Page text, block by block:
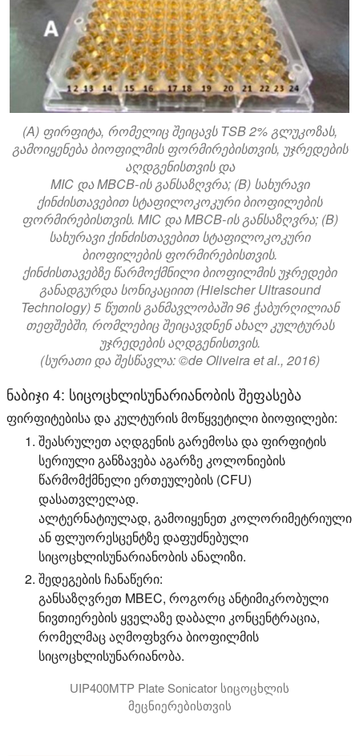
(A) ფირფიტა, რომელიც შეიცავს TSB 2% გლუკოზას,
გამოიყენება ბიოფილმის ფორმირებისთვის, უჯრედების
აღდგენისთვის და
MIC და MBCB-ის განსაზღვრა; (B) სახურავი
ქინძისთავებით სტაფილოკოკური ბიოფილების
ფორმირებისთვის. MIC და MBCB-ის განსაზღვრა; (B)
სახურავი ქინძისთავებით სტაფილოკოკური
ბიოფილების ფორმირებისთვის.
ქინძისთავებზე წარმოქმნილი ბიოფილმის უჯრედები
განადგურდა სონიკაციით (Hielscher Ultrasound
Technology) 5 წუთის განმავლობაში 96 ჭაბურღილიან
თეფშებში, რომლებიც შეიცავდნენ ახალ კულტურას
უჯრედების აღდგენისთვის.
(სურათი და შესწავლა: ©de Oliveira et al., 2016)
ნაბიჯი 4: სიცოცხლისუნარიანობის შეფასება
ფირფიტებისა და კულტურის მოწყვეტილი ბიოფილები:
შეასრულეთ აღდგენის გარემოსა და ფირფიტის
სერიული განზავება აგარზე კოლონიების
წარმომქმნელი ერთეულების (CFU)
დასათვლელად.
ალტერნატიულად, გამოიყენეთ კოლორიმეტრიული
ან ფლუორესცენტზე დაფუძნებული
სიცოცხლისუნარიანობის ანალიზი.
შედეგების ჩანაწერი:
განსაზღვრეთ MBEC, როგორც ანტიმიკრობული
ნივთიერების ყველაზე დაბალი კონცენტრაცია,
რომელმაც აღმოფხვრა ბიოფილმის
სიცოცხლისუნარიანობა.
UIP400MTP Plate Sonicator სიცოცხლის
მეცნიერებისთვის